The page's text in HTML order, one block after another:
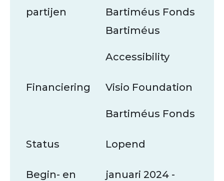
partijen
Bartiméus Fonds
Bartiméus
Accessibility
Financiering Visio Foundation
Bartiméus Fonds
Status Lopend
Begin- en
januari 2024 -